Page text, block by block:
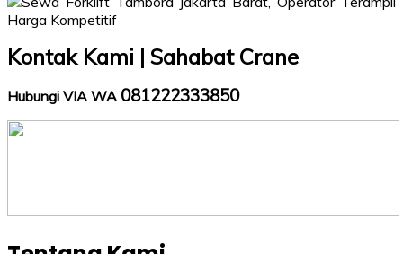
Kontak Kami | Sahabat Crane
Hubungi VIA WA 081222333850